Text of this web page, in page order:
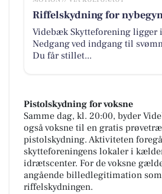
Riffelskydning for
Videbæk Skytteforening ligger
Nedgang ved indgang til
Du får stillet...
Pistolskydning for voksne
Samme dag, kl. 20:00, byder
også voksne til en gratis
pistolskydning. Aktiviteten
skytteforeningens lokaler i
idrætscenter. For de voksne
angående billedlegitimation
riffelskydningen.